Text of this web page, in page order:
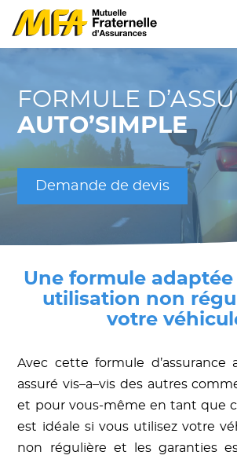
FORMULE
AUTO’SIMPLE
Demande de devis
Une formule
utilisation non
votre
Avec cette formule d’assurance
assuré vis–a–vis des autres
et pour vous-même en tant que
est idéale si vous utilisez votre
non régulière et les garanties